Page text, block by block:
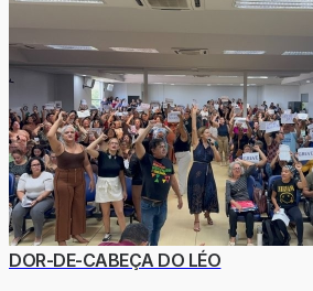
DOR-DE-CABEÇA DO LÉO